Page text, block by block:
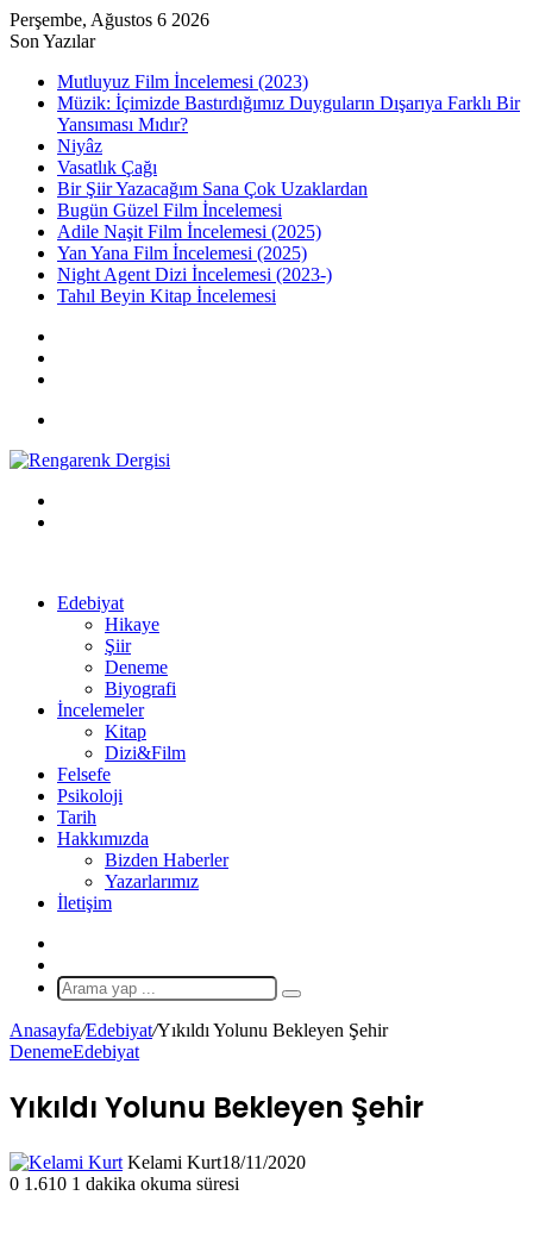
Perşembe, Ağustos 6 2026
Son Yazılar
Mutluyuz Film İncelemesi (2023)
Müzik: İçimizde Bastırdığımız Duyguların Dışarıya Farklı Bir
Yansıması Mıdır?
Niyâz
Vasatlık Çağı
Bir Şiir Yazacağım Sana Çok Uzaklardan
Bugün Güzel Film İncelemesi
Adile Naşit Film İncelemesi (2025)
Yan Yana Film İncelemesi (2025)
Night Agent Dizi İncelemesi (2023-)
Tahıl Beyin Kitap İncelemesi
Edebiyat
Hikaye
Şiir
Deneme
Biyografi
İncelemeler
Kitap
Dizi&Film
Felsefe
Psikoloji
Tarih
Hakkımızda
Bizden Haberler
Yazarlarımız
İletişim
Makale
Arama
yap
...
Anasayfa/Edebiyat/Yıkıldı Yolunu Bekleyen Şehir
DenemeEdebiyat
Yıkıldı Yolunu Bekleyen Şehir
Kelami Kurt18/11/2020
0 1.610 1 dakika okuma süresi